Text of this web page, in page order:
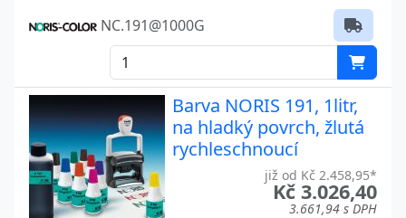
NC.191@1000G
Barva NORIS 191, 1litr,
na hladký povrch, žlutá
rychleschnoucí
již od Kč 2.458,95*
Kč 3.026,40
3.661,94 s DPH